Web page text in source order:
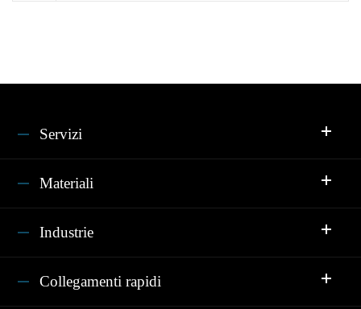
Servizi
Materiali
Industrie
Collegamenti rapidi